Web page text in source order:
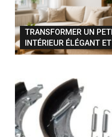
TRANSFORMER UN
INTÉRIEUR ÉLÉGANT